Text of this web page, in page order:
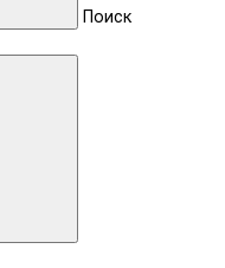
Поиск